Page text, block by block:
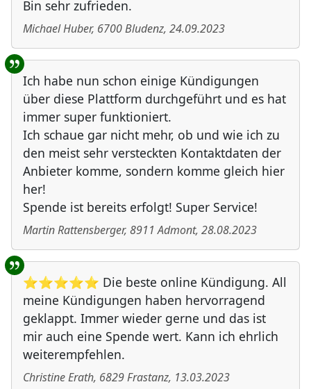
Bin sehr zufrieden.
Michael Huber, 6700Bludenz, 24.09.2023
Ich habe nun schon einige Kündigungen
über diese Plattform durchgeführt und es hat
immer super funktioniert.
Ich schaue gar nicht mehr, ob und wie ich zu
den meist sehr versteckten Kontaktdaten der
Anbieter komme, sondern komme gleich hier
her!
Spende ist bereits erfolgt! Super Service!
Martin Rattensberger, 8911 Admont, 28.08.2023
⭐⭐⭐⭐⭐ Die beste online Kündigung. All
meine Kündigungen haben hervorragend
geklappt. Immer wieder gerne und das ist
mir auch eine Spende wert. Kann ich ehrlich
weiterempfehlen.
Christine Erath, 6829Frastanz, 13.03.2023